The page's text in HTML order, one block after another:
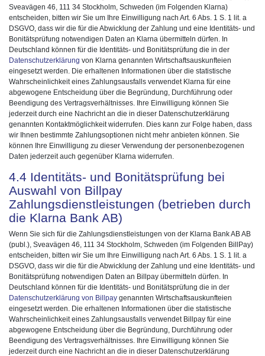
Sveavägen 46, 111 34 Stockholm, Schweden (im Folgenden Klarna)
entscheiden, bitten wir Sie um Ihre Einwilligung nach Art. 6 Abs. 1 S. 1 lit. a
DSGVO, dass wir die für die Abwicklung der Zahlung und eine Identitäts- und
Bonitätsprüfung notwendigen Daten an Klarna übermitteln dürfen. In
Deutschland können für die Identitäts- und Bonitätsprüfung die in der
Datenschutzerklärung von Klarna genannten Wirtschaftsauskunfteien
eingesetzt werden. Die erhaltenen Informationen über die statistische
Wahrscheinlichkeit eines Zahlungsausfalls verwendet Klarna für eine
abgewogene Entscheidung über die Begründung, Durchführung oder
Beendigung des Vertragsverhältnisses. Ihre Einwilligung können Sie
jederzeit durch eine Nachricht an die in dieser Datenschutzerklärung
genannten Kontaktmöglichkeit widerrufen. Dies kann zur Folge haben, dass
wir Ihnen bestimmte Zahlungsoptionen nicht mehr anbieten können. Sie
können Ihre Einwilligung zu dieser Verwendung der personenbezogenen
Daten jederzeit auch gegenüber Klarna widerrufen.
4.4 Identitäts- und Bonitätsprüfung bei
Auswahl von Billpay
Zahlungsdienstleistungen (betrieben durch
die Klarna Bank AB)
Wenn Sie sich für die Zahlungsdienstleistungen von der Klarna Bank AB AB
(publ.), Sveavägen 46, 111 34 Stockholm, Schweden (im Folgenden BillPay)
entscheiden, bitten wir Sie um Ihre Einwilligung nach Art. 6 Abs. 1 S. 1 lit. a
DSGVO, dass wir die für die Abwicklung der Zahlung und eine Identitäts- und
Bonitätsprüfung notwendigen Daten an Billpay übermitteln dürfen. In
Deutschland können für die Identitäts- und Bonitätsprüfung die in der
Datenschutzerklärung von Billpay genannten Wirtschaftsauskunfteien
eingesetzt werden. Die erhaltenen Informationen über die statistische
Wahrscheinlichkeit eines Zahlungsausfalls verwendet Billpay für eine
abgewogene Entscheidung über die Begründung, Durchführung oder
Beendigung des Vertragsverhältnisses. Ihre Einwilligung können Sie
jederzeit durch eine Nachricht an die in dieser Datenschutzerklärung